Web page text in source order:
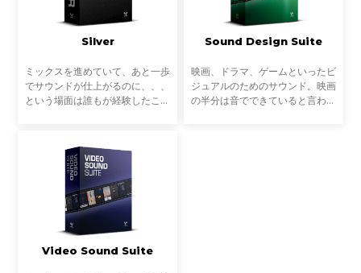
Silver
ミックスを進めていて、あと一歩
でサウンドが仕上がるのに、、、
という場面は誰もが経験したこと
いるけれど、もう一つ何かが足ら
ない。プロフェッショナ
Sound Design Suite
映画、ドラマ、ゲームといったビ
ジュアルのためのサウンド。映画
の半分は音でできていると言われ
Video Sound Suite